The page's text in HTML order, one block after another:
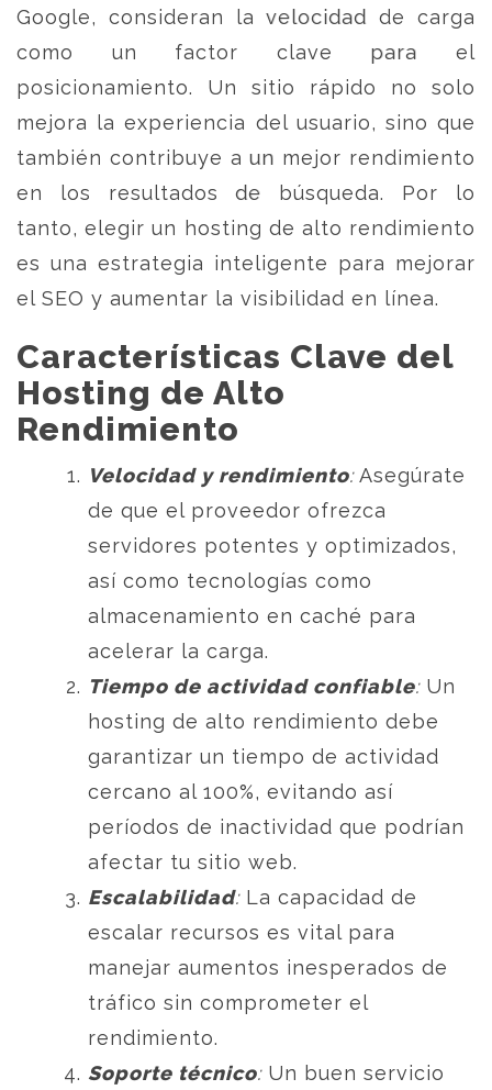
Google, consideran la velocidad de carga
como un factor clave para el
posicionamiento. Un sitio rápido no solo
mejora la experiencia del usuario, sino que
también contribuye a un mejor rendimiento
en los resultados de búsqueda. Por lo
tanto, elegir un hosting de alto rendimiento
es una estrategia inteligente para mejorar
el SEO y aumentar la visibilidad en línea.
Características Clave del
Hosting de Alto
Rendimiento
Velocidad y rendimiento:Asegúrate
de que el proveedor ofrezca
servidores potentes y optimizados,
así como tecnologías como
almacenamiento en caché para
acelerar la carga.
Tiempo de actividad confiable:Un
hosting de alto rendimiento debe
garantizar un tiempo de actividad
cercano al 100%, evitando así
períodos de inactividad que podrían
afectar tu sitio web.
Escalabilidad:La capacidad de
escalar recursos es vital para
manejar aumentos inesperados de
tráfico sin comprometer el
rendimiento.
Soporte técnico:Un buen servicio